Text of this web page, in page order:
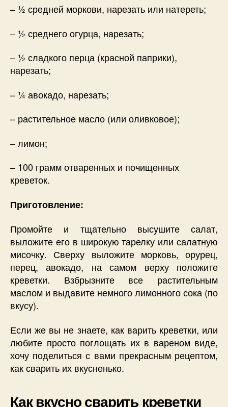
– ½ средней моркови, нарезать или натереть;
– ½ среднего огурца, нарезать;
– ½ сладкого перца (красной паприки),
нарезать;
– ¼ авокадо, нарезать;
– растительное масло (или оливковое);
– лимон;
– 100 грамм отваренных и почищенных
креветок.
Приготовление:
Промойте и тщательно высушите салат,
выложите его в широкую тарелку или салатную
мисочку. Сверху выложите морковь, орурец,
перец, авокадо, на самом верху положите
креветки. Взбрызните все растительным
маслом и выдавите немного лимонного сока (по
вкусу).
Если же вы не знаете, как варить креветки, или
любите просто поглощать их в вареном виде,
хочу поделиться с вами прекрасным рецептом,
как сварить их вкусненько.
Как вкусно сварить креветки